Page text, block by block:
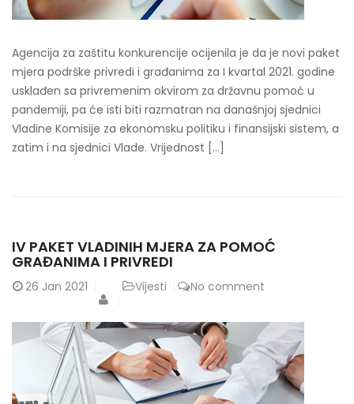
Agencija za zaštitu konkurencije ocijenila je da je novi paket
mjera podrške privredi i građanima za I kvartal 2021. godine
usklađen sa privremenim okvirom za državnu pomoć u
pandemiji, pa će isti biti razmatran na današnjoj sjednici
Vladine Komisije za ekonomsku politiku i finansijski sistem, a
zatim i na sjednici Vlade. Vrijednost […]
IV PAKET VLADINIH MJERA ZA POMOĆ
GRAĐANIMA I PRIVREDI
26 Jan 2021 Vijesti No comment